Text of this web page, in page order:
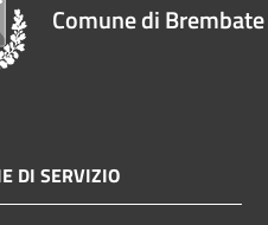
Comune di Brembate
DI SERVIZIO